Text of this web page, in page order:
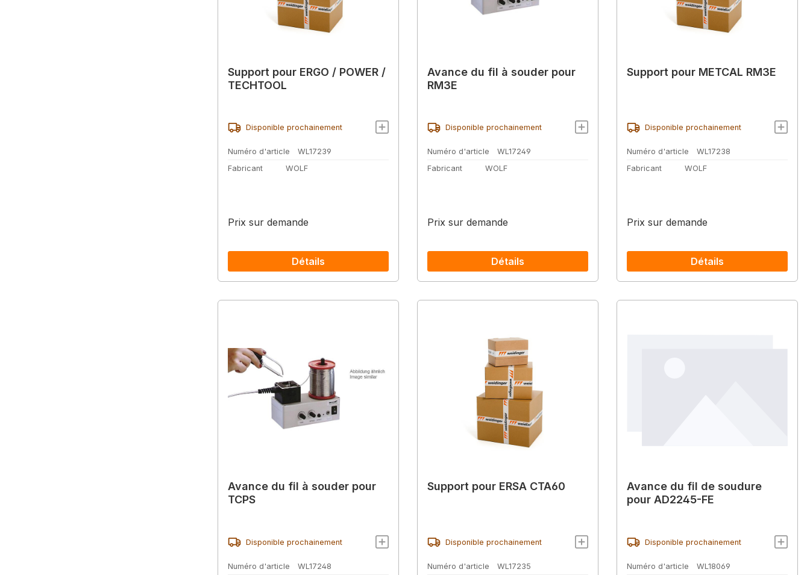
Support pour ERGO / POWER /
TECHTOOL
Disponible prochainement
Numéro d'article
WL17239
Fabricant
WOLF
Prix sur demande
Détails
Avance du fil à souder pour
RM3E
Disponible prochainement
Numéro d'article
WL17249
Fabricant
WOLF
Prix sur demande
Détails
Support pour METCAL RM3E
Disponible prochainement
Numéro d'article
WL17238
Fabricant
WOLF
Prix sur demande
Détails
Avance du fil à souder pour
TCPS
Disponible prochainement
Numéro d'article WL17248
Support pour ERSA CTA60
Disponible prochainement
Numéro d'article WL17235
Avance du fil de soudure
pour AD2245-FE
Disponible prochainement
Numéro d'article WL18069